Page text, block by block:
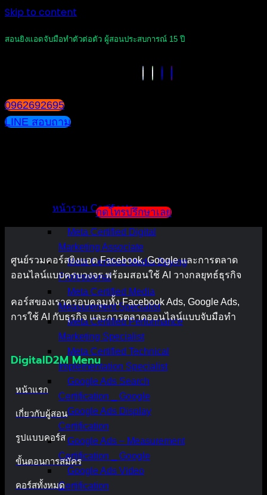
Skip to content
สอนยิงแอดจับมือทำตัวต่อตัว ผู้สอนประสบการณ์ 15 ปี
0962692695
LINE สอบถาม
หน้ารวม Certificate
Meta Certified Digital
Marketing Associate
Meta Certified Media Buying
Professional
Meta Certified Media
Measurement Specialist
Meta Certified Performance
Marketing Specialist
Meta Certified Technical
Implementation Specialist
Google Ads Search
Certification _ Google
Google Ads Display
Certification
Google Ads – Measurement
Certification _ Google
Google Ads Video
Certification
กดโทรปรึกษาเลย
ศูนย์รวมคอร์สยิงแอด Facebook, Google และการตลาด
ออนไลน์แบบครบวงจร พร้อมสอนใช้ AI วางกลยุทธ์ธุรกิจ
คอร์สของเราครอบคลุมทั้ง Facebook Ads, Google Ads,
การใช้ AI กับธุรกิจ และการตลาดออนไลน์แบบจับมือทำ
DigitalD2M Menu
หน้าแรก
เกี่ยวกับผู้สอน
รูปแบบคอร์ส
ขั้นตอนการสมัคร
คอร์สทั้งหมด